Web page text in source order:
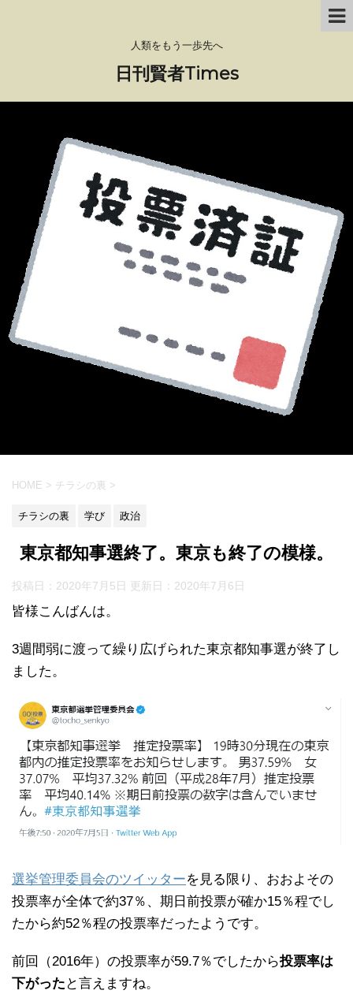
人類をもう一歩先へ
日刊賢者Times
HOME > チラシの裏 >
チラシの裏 学び 政治
東京都知事選終了。東京も終了の模様。
投稿日：2020年7月5日 更新日： 2020年7月6日
皆様こんばんは。
3週間弱に渡って繰り広げられた東京都知事選が終了し
ました。
選挙管理委員会のツイッターを見る限り、おおよその
投票率が全体で約37％、期日前投票が確か15％程でし
たから約52％程の投票率だったようです。
前回（2016年）の投票率が59.7％でしたから投票率は
下がった と言えますね。